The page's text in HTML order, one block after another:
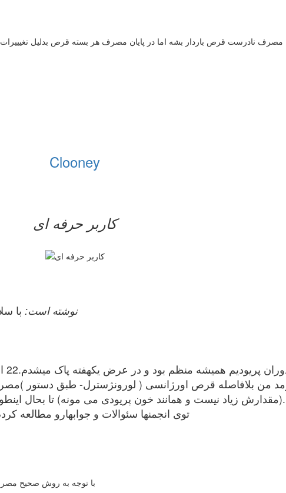
مصرف نادرست قرص باردار بشه اما در پایان مصرف هر بسته قرص بدلیل
Clooney
کاربر حرفه ای
neginn نوشته است: با
توی انجمنها سئوالات و جوابهارو
با توجه به روش صحیح